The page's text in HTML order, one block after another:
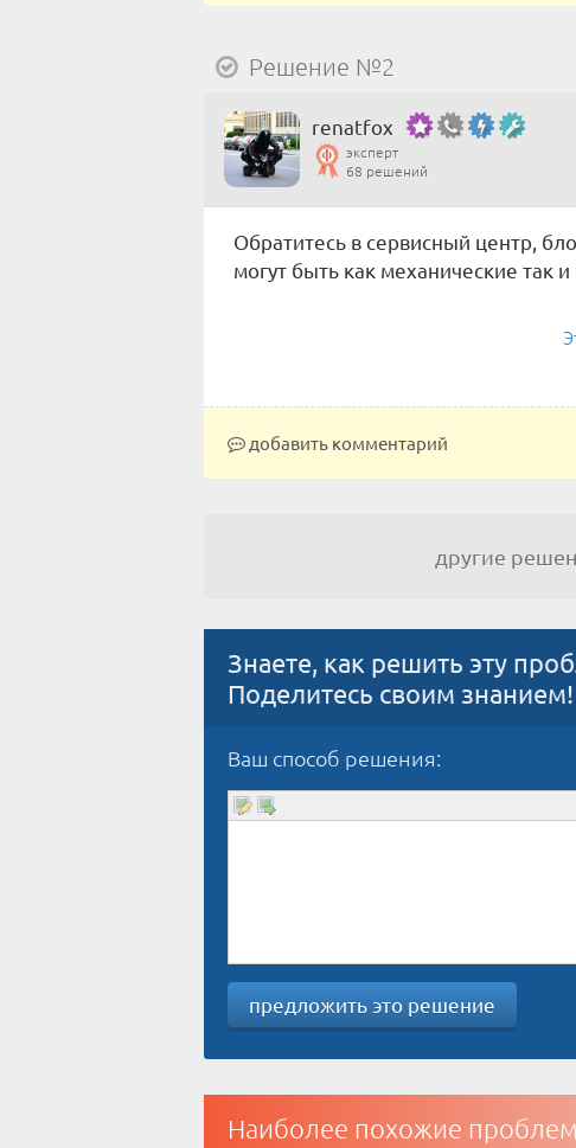
Решение №2
renatfox
эксперт
68 решений
Обратитесь в сервисный центр,
могут быть как механические так
добавить комментарий
другие
Знаете, как решить эту
Поделитесь своим знанием!
Ваш способ решения:
предложить это решение
Наиболее похожие